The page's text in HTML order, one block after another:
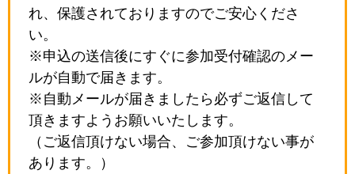
れ、保護されておりますのでご安心くださ
い。
※申込の送信後にすぐに参加受付確認のメー
ルが自動で届きます。
※自動メールが届きましたら必ずご返信して
頂きますようお願いいたします。
（ご返信頂けない場合、ご参加頂けない事が
あります。）